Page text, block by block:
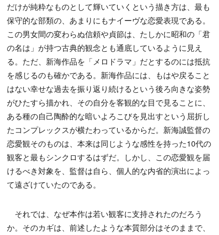
だけが純粋なものとして輝いていくという描き方は、最も
保守的な部類の、あまりにもナイーヴな恋愛表現である。
この男女間の変わらぬ信頼や貞節は、たしかに昭和の「君
の名は」が持つ古典的観念とも通底しているように見え
る。ただ、新海作品を「メロドラマ」だとするのには抵抗
を感じるのも確かである。新海作品には、もはや戻ること
はない幸せな過去を振り返り続けるという後ろ向きな姿勢
がひたすら描かれ、その自分を客観的な目で見ることに、
ある種の自己陶酔的な暗いよろこびを見出すという屈折し
たコンプレックスが横たわっているからだ。新海誠監督の
恋愛観そのものは、本来は同じような感性を持った10代の
観客と最もシンクロするはずだ。しかし、この恋愛観を届
けるべき対象を、監督は自ら、個人的な内省的演出によっ
て遠ざけていたのである。
それでは、なぜ本作は若い観客に支持されたのだろう
か。そのカギは、前述したような本質部分はそのままで、